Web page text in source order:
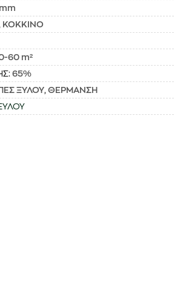
ΚΟΚΚΙΝΟ
60 m²
65%
ΞΥΛΟΥ, ΘΕΡΜΑΝΣΗ